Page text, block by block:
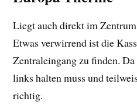
Liegt auch direkt im
Etwas verwirrend ist die
Zentraleingang zu finden.
links halten muss und
richtig.